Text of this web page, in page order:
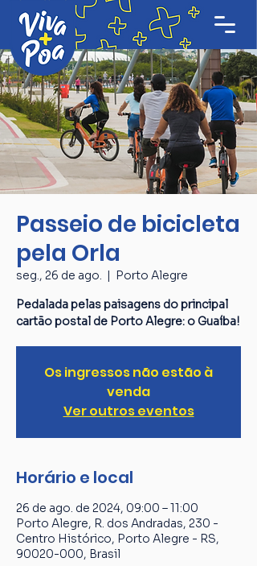
Passeio de bicicleta
pela Orla
seg., 26 de ago.
  |
Porto Alegre
Pedalada pelas paisagens do principal
cartão postal de Porto Alegre: o Guaíba!
Os ingressos não estão à
venda
Ver outros eventos
Horário e local
26 de ago. de 2024, 09:00 – 11:00
Porto Alegre, R. dos Andradas, 230 -
Centro Histórico, Porto Alegre - RS,
90020-000, Brasil